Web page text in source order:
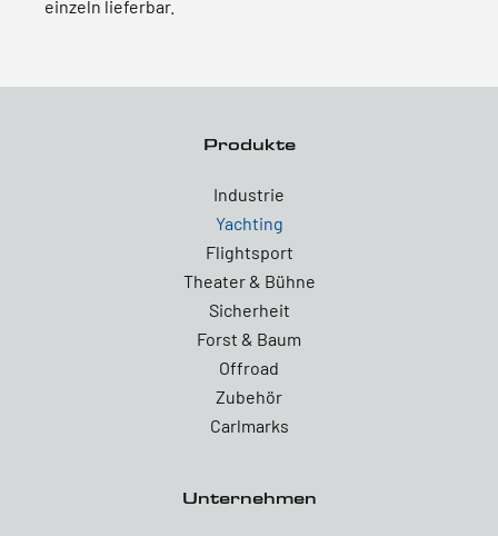
einzeln lieferbar.
Produkte
Industrie
Yachting
Flightsport
Theater & Bühne
Sicherheit
Forst & Baum
Offroad
Zubehör
Carlmarks
Unternehmen